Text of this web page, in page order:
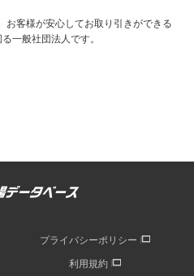
客様が安心してお取り引きができる
一般社団法人です。
プライバシーポリシー
利用規約